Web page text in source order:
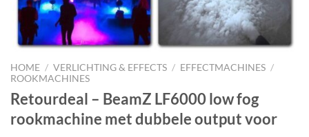
HOME / VERLICHTING & EFFECTS / EFFECTMACHINES /
ROOKMACHINES
Retourdeal – BeamZ LF6000 low fog
rookmachine met dubbele output voor